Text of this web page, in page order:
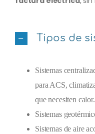
Tipos de
Sistemas
para ACS,
que necesiten calor.
Sistemas
Sistemas de aire